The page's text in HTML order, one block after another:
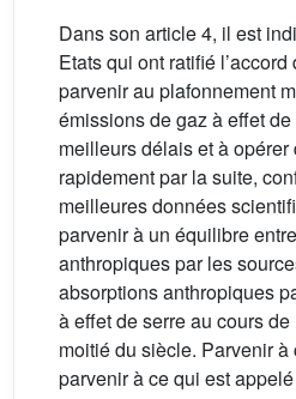
Dans son article 4, il est
Etats qui ont ratifié
parvenir au plafonnement
émissions de gaz à effet
meilleurs délais et à
rapidement par la suite,
meilleures données
parvenir à un équilibre
anthropiques par les
absorptions anthropiques
à effet de serre au cours
moitié du siècle. Parvenir à
parvenir à ce qui est